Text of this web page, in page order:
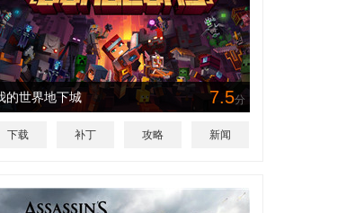
的世界地下城 7.5分
下载 补丁 攻略 新闻